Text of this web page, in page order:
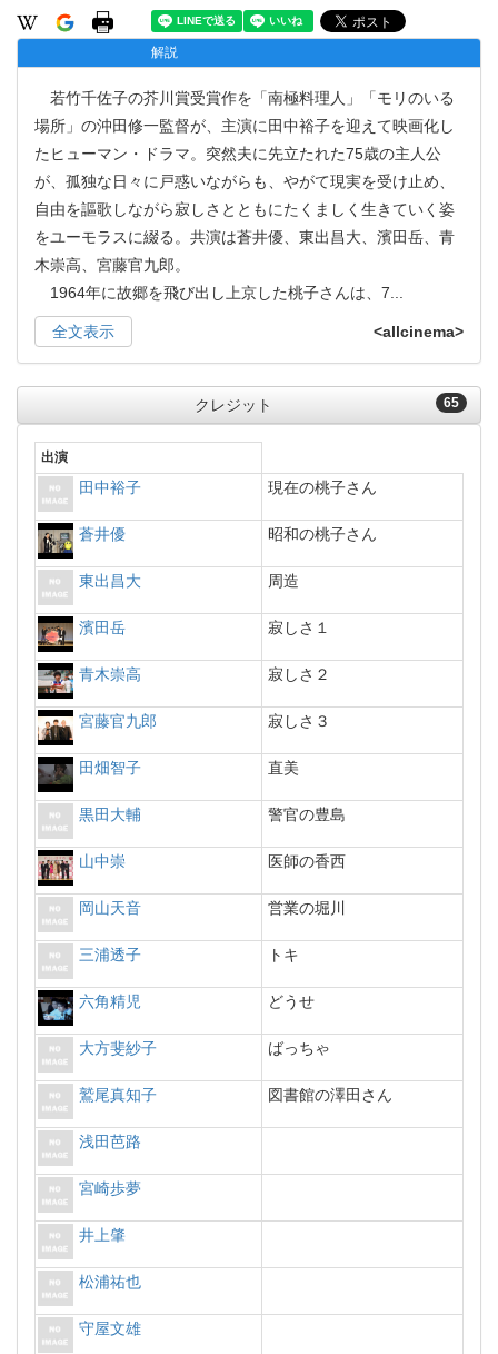
解説
若竹千佐子の芥川賞受賞作を「南極料理人」「モリのいる
場所」の沖田修一監督が、主演に田中裕子を迎えて映画化し
たヒューマン・ドラマ。突然夫に先立たれた75歳の主人公
が、孤独な日々に戸惑いながらも、やがて現実を受け止め、
自由を謳歌しながら寂しさとともにたくましく生きていく姿
をユーモラスに綴る。共演は蒼井優、東出昌大、濱田岳、青
木崇高、宮藤官九郎。
1964年に故郷を飛び出し上京した桃子さんは、7
全文表示 <allcinema>
65
クレジット
出演
田中裕子 現在の桃子さん
蒼井優 昭和の桃子さん
東出昌大 周造
濱田岳 寂しさ１
青木崇高 寂しさ２
宮藤官九郎 寂しさ３
田畑智子 直美
黒田大輔 警官の豊島
山中崇 医師の香西
岡山天音 営業の堀川
三浦透子 トキ
六角精児 どうせ
大方斐紗子 ばっちゃ
鷲尾真知子 図書館の澤田さん
浅田芭路
宮崎歩夢
井上肇
松浦祐也
守屋文雄